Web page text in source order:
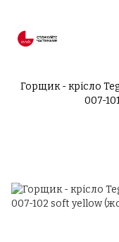
Горщик - крісло
007-